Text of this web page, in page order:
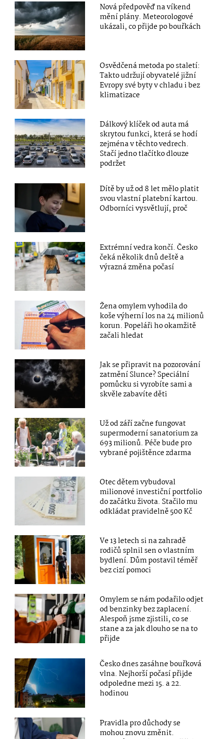
Nová předpověď na víkend
mění plány. Meteorologové
ukázali, co přijde po bouřkách
Osvědčená metoda po staletí:
Takto udržují obyvatelé jižní
Evropy své byty v chladu i bez
klimatizace
Dálkový klíček od auta má
skrytou funkci, která se hodí
zejména v těchto vedrech.
Stačí jedno tlačítko dlouze
podržet
Dítě by už od 8 let mělo platit
svou vlastní platební kartou.
Odborníci vysvětlují, proč
Extrémní vedra končí. Česko
čeká několik dnů deště a
výrazná změna počasí
Žena omylem vyhodila do
koše výherní los na 24 milionů
korun. Popeláři ho okamžitě
začali hledat
Jak se připravit na pozorování
zatmění Slunce? Speciální
pomůcku si vyrobíte sami a
skvěle zabavíte děti
Už od září začne fungovat
supermoderní sanatorium za
693 milionů. Péče bude pro
vybrané pojištěnce zdarma
Otec dětem vybudoval
milionové investiční portfolio
do začátku života. Stačilo mu
odkládat pravidelně 500 Kč
Ve 13 letech si na zahradě
rodičů splnil sen o vlastním
bydlení. Dům postavil téměř
bez cizí pomoci
Omylem se nám podařilo odjet
od benzinky bez zaplacení.
Alespoň jsme zjistili, co se
stane a za jak dlouho se na to
přijde
Česko dnes zasáhne bouřková
vlna. Nejhorší počasí přijde
odpoledne mezi 15. a 22.
hodinou
Pravidla pro důchody se
mohou znovu změnit.